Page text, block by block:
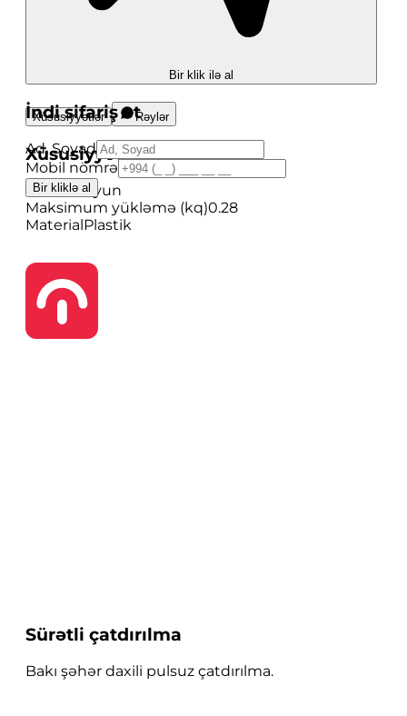
Bir klik ilə al
İndi sifariş et
Ad, Soyad
Mobil nömrə
Bir kliklə al
Xüsusiyyətlər Rəylər
Xüsusiyyətlər
BrendZhiyun
Maksimum yükləmə (kq)0.28
MaterialPlastik
Sürətli çatdırılma
Bakı şəhər daxili pulsuz çatdırılma.